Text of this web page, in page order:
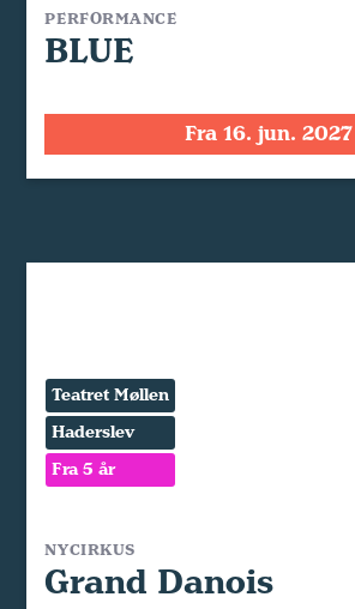
PERFORMANCE
BLUE
Fra 16. jun. 2027
Teatret Møllen
Haderslev
Fra 5 år
NYCIRKUS
Grand Danois